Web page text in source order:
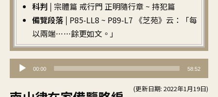
科判 | 宗體篇 戒行門 正明隨行章 ~ 持犯篇
備覽段落 | P85-LL8 ~ P89-L7 《芝苑》云：「每
以兩端……餘更如文。」
訊
播
00:00 58:52
(更新日期: 2022年1月19日)